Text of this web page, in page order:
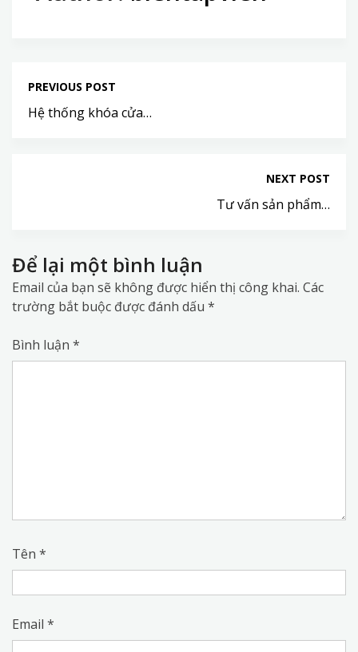
PREVIOUS POST
Hệ thống khóa cửa…
NEXT POST
Tư vấn sản phẩm…
Để lại một bình luận
Email của bạn sẽ không được hiển thị công khai. Các
trường bắt buộc được đánh dấu *
Bình luận *
Tên *
Email *